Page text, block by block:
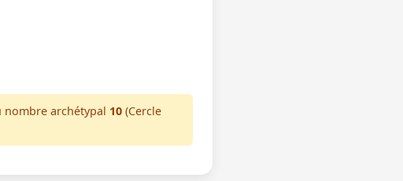
archétypal 10 (Cercle